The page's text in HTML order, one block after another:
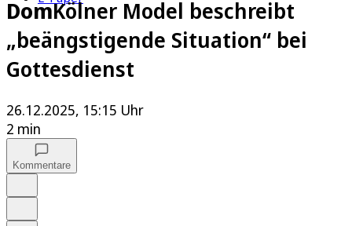
DomKölner Model beschreibt
„beängstigende Situation“ bei
Gottesdienst
26.12.2025, 15:15 Uhr
2 min
Kommentare